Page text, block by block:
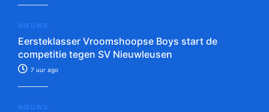
NIEUWS
Eersteklasser Vroomshoopse Boys start de
competitie tegen SV Nieuwleusen
7 uur ago
NIEUWS